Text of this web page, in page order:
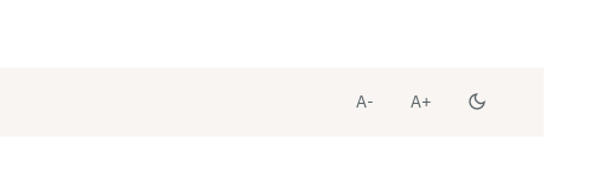
A- A+